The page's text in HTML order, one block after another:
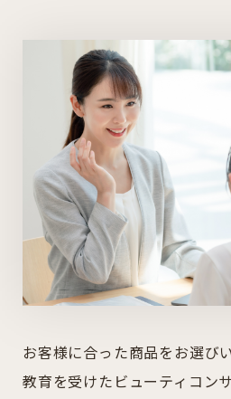
お客様に合った商品をお選び
教育を受けたビューティコン